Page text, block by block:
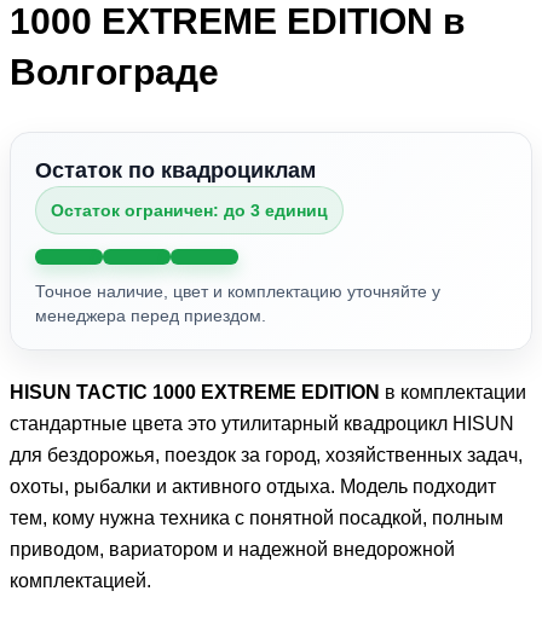
1000 EXTREME EDITION в
Волгограде
Остаток по квадроциклам
Остаток ограничен: до 3 единиц
Точное наличие, цвет и комплектацию уточняйте у
менеджера перед приездом.
HISUN TACTIC 1000 EXTREME EDITION в комплектации
стандартные цвета это утилитарный квадроцикл HISUN
для бездорожья, поездок за город, хозяйственных задач,
охоты, рыбалки и активного отдыха. Модель подходит
тем, кому нужна техника с понятной посадкой, полным
приводом, вариатором и надежной внедорожной
комплектацией.